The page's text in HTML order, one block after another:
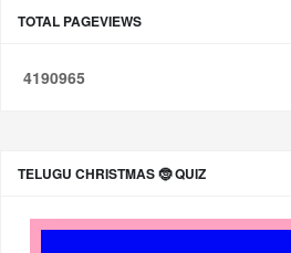
TOTAL PAGEVIEWS
4190965
TELUGU CHRISTMAS 🤶 QUIZ